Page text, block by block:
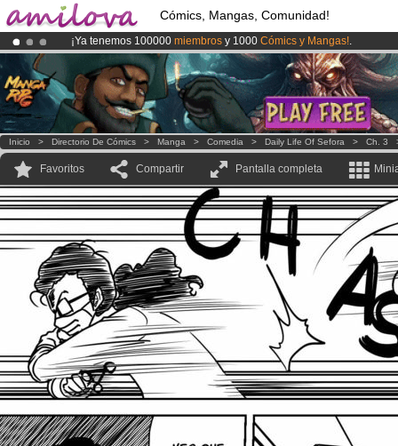
Cómics, Mangas, Comunidad!
¡Ya tenemos 100000 miembros y 1000 Cómics y Mangas!.
¡El Kickstarter Amilova está desormado lanzado!.
¡Conviertete en Premium por3.95 euros al mes!Hazte Premium ya
Inicio > Directorio De Cómics > Manga > Comedia > Daily Life Of Sefora > Ch. 3
Favoritos Compartir Pantalla completa